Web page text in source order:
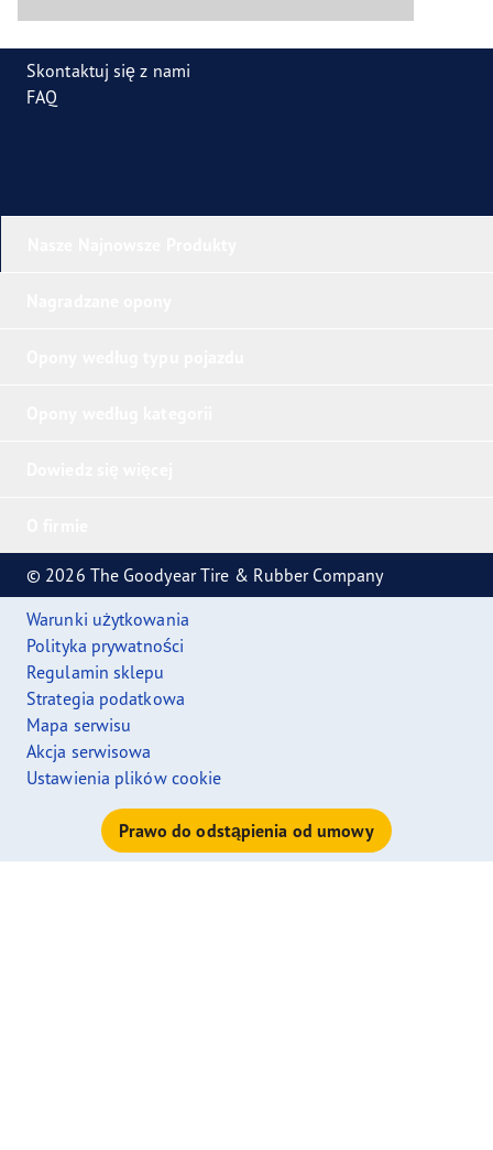
Skontaktuj się z nami
FAQ
© 2026 The Goodyear Tire & Rubber Company
Warunki użytkowania
Polityka prywatności
Regulamin sklepu
Strategia podatkowa
Mapa serwisu
Akcja serwisowa
Ustawienia plików cookie
Prawo do odstąpienia od umowy